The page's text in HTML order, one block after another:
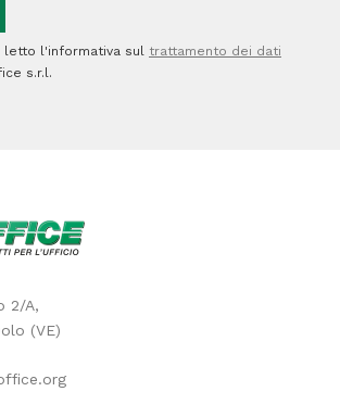
letto l'informativa sul trattamento dei dati
s.r.l.
2/A,
(VE)